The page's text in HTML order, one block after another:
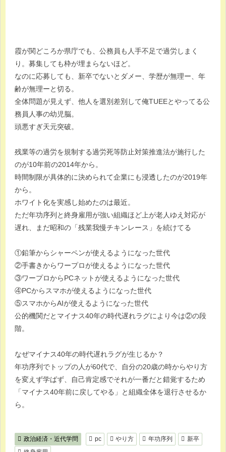
霞が関どころか県庁でも、公務員も人手不足で過労しまく
り。募集しても枠が埋まらないほど。
なのに応募しても、新卒でないとダメー、学歴が無理ー、年
齢が無理ーと切る。
全体問題が見えず、他人を選別差別して俺TUEEとやってる公
務員人事の幼児脳。
頭悪すぎ天元突破。
残業等の過労を規制する過労死等防止対策推進法が施行した
のが10年前の2014年から。
時間制限が具体的に決められて企業にも浸透したのが2019年
から。
ホワイト化を実感し始めたのは最近。
ただ年功序列と終身雇用が強い組織ほど上が老人ゆえ対応が
遅れ、まだ昭和の「残業我慢チキンレース」を続けてる
①鉛筆からシャーペンが使えるようになった世代
②手書きからワープロが使えるようになった世代
③ワープロからPCネットが使えるようになった世代
④PCからスマホが使えるようになった世代
⑤スマホからAIが使えるようになった世代
公的機関だとマイナス40年の時代遅れラグにより今は②の段
階。
なぜマイナス40年の時代遅れラグが生じるか？
年功序列でトップの人が60代で、自分の20歳の時からやり方
を変えず学ばず、自己肯定感でそれが一番だと錯覚するため
「マイナス40年前に戻してやる」と組織全体を退行させるか
ら。
政治経済・近代学問 pc やり方 年功序列
新卒